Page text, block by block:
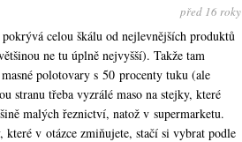
před 16 roky
celou škálu od nejlevnějších produktů
ne tu úplně nejvyšší). Takže tam
polotovary s 50 procenty tuku (ale
stranu třeba vyzrálé maso na stejky, které
malých řeznictví, natož v supermarketu.
které v otázce zmiňujete, stačí si vybrat podle